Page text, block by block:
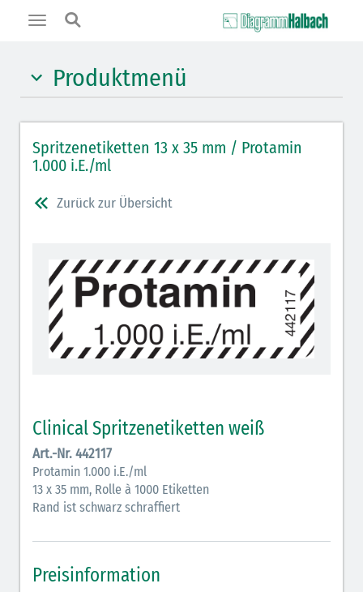
Toggle
Produktmenü
Benzodiazepine (orange)
Muskelrelaxantien (weiß-rot): DIVI seit 2012
Opiate/Opioide (hellblau)
Opioid-Antagonisten (hellblau schraffiert)
Lokalanästhetika (grau)
schraffiert)
Anticholinergika (hellgrün)
Cholinergika (hellgrün schraffiert): DIVI 2012
Spritzenetiketten 13 x 35 mm / Protamin
1.000 i.E./ml
Zurück zur Übersicht
Clinical Spritzenetiketten weiß
Art.-Nr. 442117
Protamin 1.000 i.E./ml
13 x 35 mm, Rolle à 1000 Etiketten
Rand ist schwarz schraffiert
Preisinformation